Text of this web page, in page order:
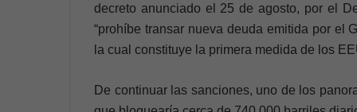
decreto anunciado el 25 de agosto, por el
“prohíbe transar nueva deuda emitida por el
la cual constituye la primera medida de los
De continuar las sanciones, uno de los